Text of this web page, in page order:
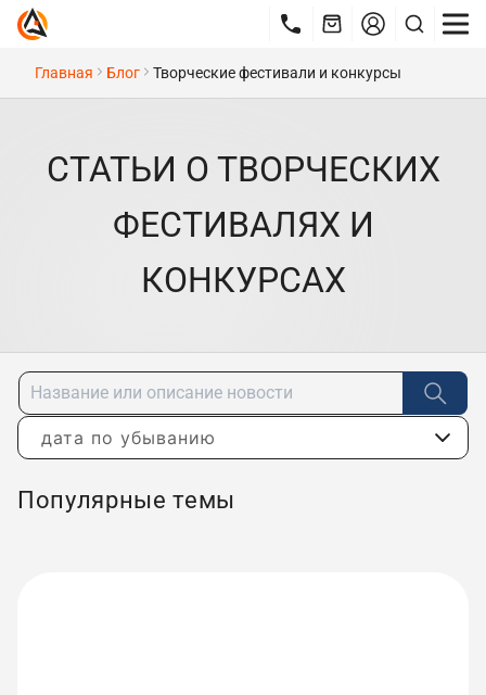
Главная Блог Творческие фестивали и конкурсы
СТАТЬИ О ТВОРЧЕСКИХ
ФЕСТИВАЛЯХ И
КОНКУРСАХ
дата по убыванию
Популярные темы